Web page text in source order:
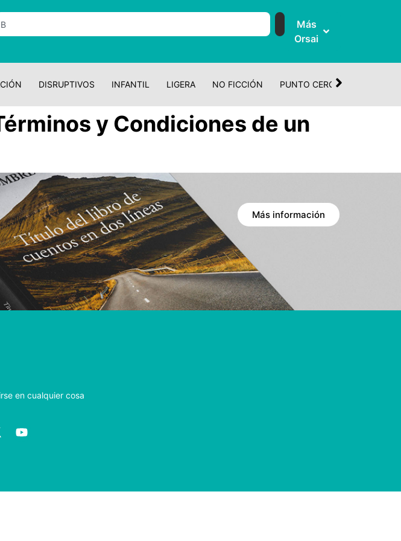
Más
Orsai
DISRUPTIVOS INFANTIL LIGERA NO FICCIÓN PUNTO CERO
y Condiciones de un
Más información
en cualquier cosa